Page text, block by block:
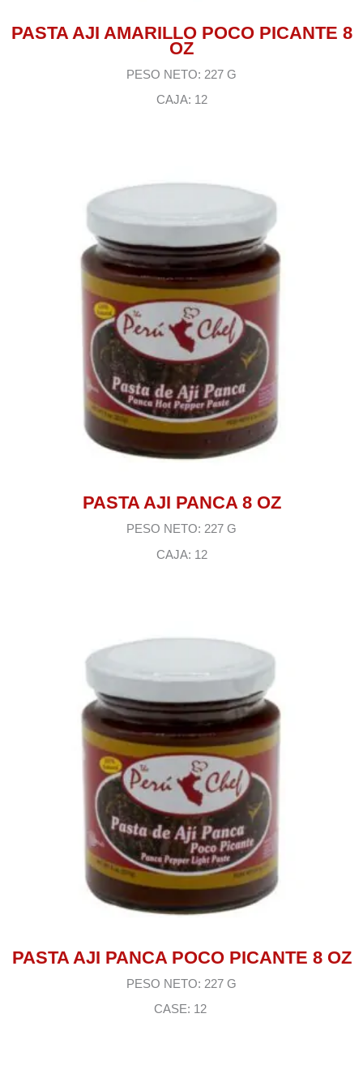
PASTA AJI AMARILLO POCO PICANTE 8
OZ
PESO NETO: 227 G
CAJA: 12
PASTA AJI PANCA 8 OZ
PESO NETO: 227 G
CAJA: 12
PASTA AJI PANCA POCO PICANTE 8 OZ
PESO NETO: 227 G
CASE: 12